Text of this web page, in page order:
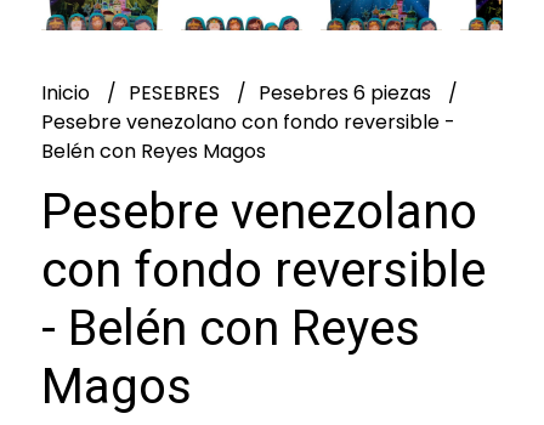
Inicio PESEBRES
Pesebres 6 piezas
Pesebre venezolano con fondo reversible -
Belén con Reyes Magos
Pesebre venezolano
con fondo reversible
- Belén con Reyes
Magos